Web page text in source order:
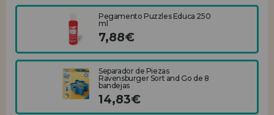
Pegamento Puzzles Educa 250
ml
7,88€
Separador de Piezas
Ravensburger Sort and Go de 8
bandejas
14,83€